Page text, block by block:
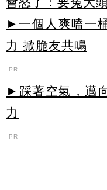
►一個人爽嗑一
力 掀脆友共鳴
PR
►踩著空氣，邁
力
PR